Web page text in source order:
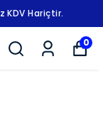
0